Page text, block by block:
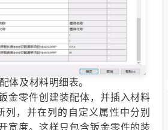
体及材料明细表。
金零件创建装配体，并插入材料
列，并在列的自定义属性中分别
宽度。这样只包含钣金零件的装